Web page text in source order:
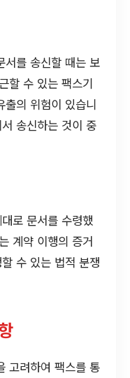
서를 송신할 때는 보
할 수 있는 팩스기
출의 위험이 있습니
송신하는 것이 중
로 문서를 수령했
계약 이행의 증거
수 있는 법적 분쟁
고려하여 팩스를 통